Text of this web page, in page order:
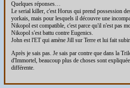
Quelques réponses…
Le serial killer, c'est Horus qui prend possession
yorkais, mais pour lesquels il découvre une
Nikopol est compatible, c'est parce qu'il n'est pas
Nikopol s'est battu contre Eugenics.
John est l'ET qui amène Jill sur Terre et lui fait
Après je sais pas. Je sais par contre que dans la
d'Immortel, beaucoup plus de choses sont
différente.